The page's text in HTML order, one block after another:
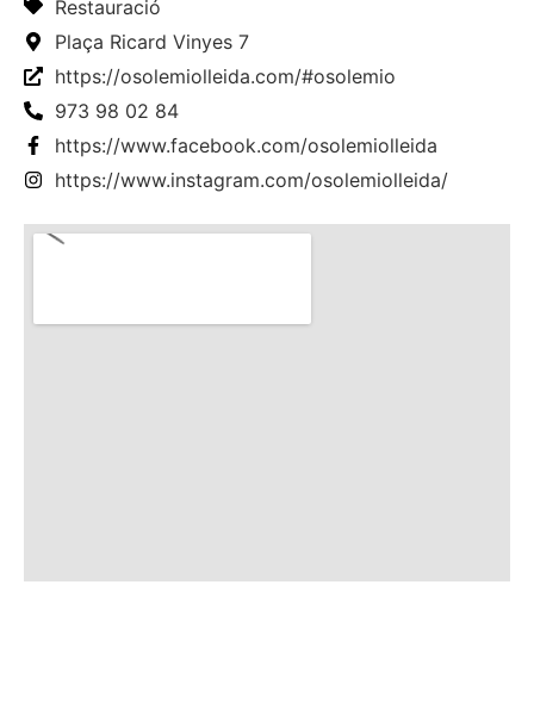
Restauració
Plaça Ricard Vinyes 7
https://osolemiolleida.com/#osolemio
973 98 02 84
https://www.facebook.com/osolemiolleida
https://www.instagram.com/osolemiolleida/